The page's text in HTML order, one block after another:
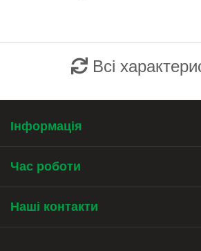
Всі
Інформація
Час роботи
Наші контакти